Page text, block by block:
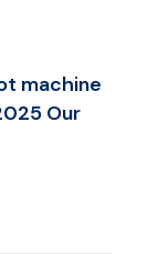
machine
Our